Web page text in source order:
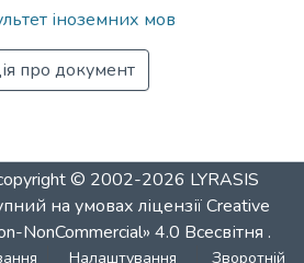
іноземних мов
про документ
© 2002-2026 LYRASIS
на умовах ліцензіїCreative
NonCommercial» 4.0 Всесвітня .
Налаштування Зворотній